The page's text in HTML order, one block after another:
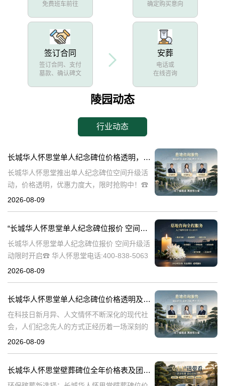
免费班车前往
确定购买意向
签订合同
签订合同、支付
墓款、确认碑文
安葬
电话或
在线咨询
陵园动态
行业动态
长城华人怀思堂单人纪念碑位价格透明，空间升级活动限时开启：深度解析与优惠策略详解
长城华人怀思堂推出单人纪念碑位空间升级活
动，价格透明，优惠力度大，限时抢购中！☎
华人怀思堂电话:400-838-5063在快节奏的现代
2026-08-09
“长城华人怀思堂单人纪念碑位报价 空间升级活动限时开启”
长城华人怀思堂单人纪念碑位报价 空间升级活
动限时开启☎ 华人怀思堂电话:400-838-5063
在现代社会，人们对逝者的缅怀和纪念方式不
2026-08-09
长城华人怀思堂单人纪念碑位价格透明及空间升级活动限时开启详解
在科技日新月异、人文情怀不断深化的现代社
会，人们纪念先人的方式正经历着一场深刻的
变革。科技与人文的交融，为传统的追思仪式
2026-08-09
长城华人怀思堂壁葬碑位全年价格表及团购专属折扣福利详解